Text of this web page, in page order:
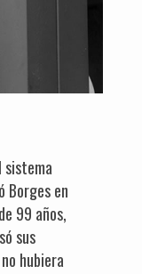
sistema
Borges en
99 años,
sus
hubiera